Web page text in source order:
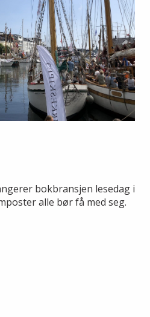
bokbransjen lesedag i
alle bør få med seg.